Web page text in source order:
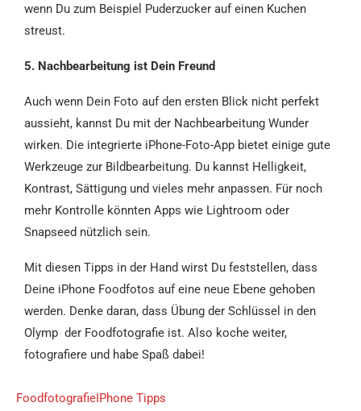
wenn Du zum Beispiel Puderzucker auf einen Kuchen
streust.
5. Nachbearbeitung ist Dein Freund
Auch wenn Dein Foto auf den ersten Blick nicht perfekt
aussieht, kannst Du mit der Nachbearbeitung Wunder
wirken. Die integrierte iPhone-Foto-App bietet einige gute
Werkzeuge zur Bildbearbeitung. Du kannst Helligkeit,
Kontrast, Sättigung und vieles mehr anpassen. Für noch
mehr Kontrolle könnten Apps wie Lightroom oder
Snapseed nützlich sein.
Mit diesen Tipps in der Hand wirst Du feststellen, dass
Deine iPhone Foodfotos auf eine neue Ebene gehoben
werden. Denke daran, dass Übung der Schlüssel in den
Olymp der Foodfotografie ist. Also koche weiter,
fotografiere und habe Spaß dabei!
FoodfotografieIPhone Tipps